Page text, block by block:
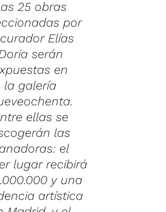
25 obras
por
Elías
serán
en
la galería
.
ellas se
las
el
lugar recibirá
y una
artística